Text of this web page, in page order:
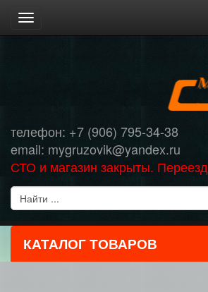
Toggle
navigation
телефон: +7 (906) 795-34-38
email: mygruzovik@yandex.ru
СТО и магазин закрыты. Переезд
КАТАЛОГ ТОВАРОВ